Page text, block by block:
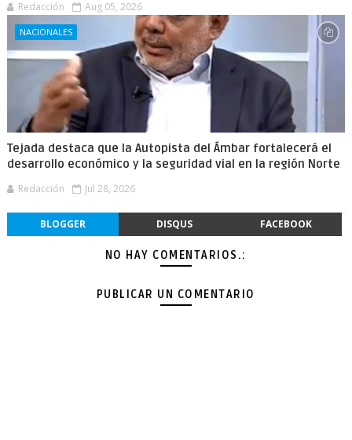
Redacción Aug 05, 2026
NACIONALES
Tejada destaca que la Autopista del Ámbar fortalecerá el
desarrollo económico y la seguridad vial en la región Norte
Redacción Jul 28, 2026
BLOGGER DISQUS FACEBOOK
NO HAY COMENTARIOS.:
PUBLICAR UN COMENTARIO